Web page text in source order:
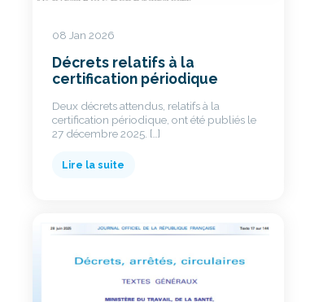
08 Jan 2026
Décrets relatifs à la
certification périodique
Deux décrets attendus, relatifs à la
certification périodique, ont été publiés le
27 décembre 2025. […]
Lire la suite